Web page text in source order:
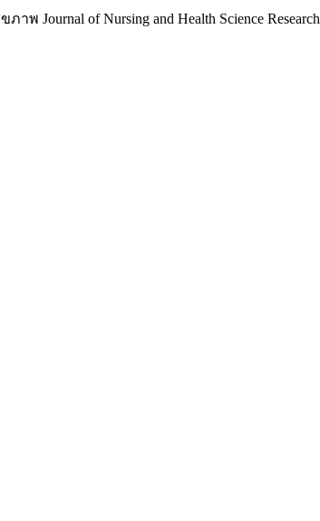
of Nursing and Health Science Research